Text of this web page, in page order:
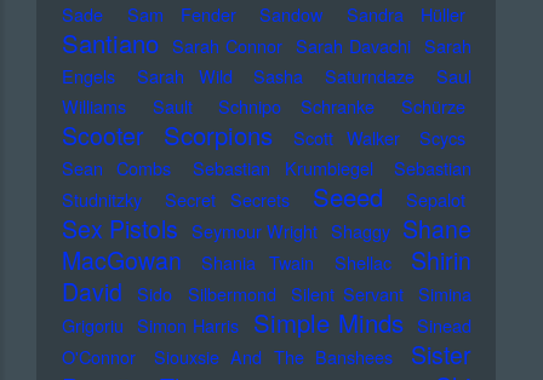
Sade
Sam Fender Sandow Sandra Hüller
Santiano Sarah Connor Sarah Davachi Sarah
Engels
Sarah Wild Sasha Saturndaze
Saul
Williams
Sault Schnipo Schranke Schürze
Scooter Scorpions Scott Walker
Scycs
Sean Combs
Sebastian Krumbiegel
Sebastian
Studnitzky
Secret Secrets Seeed Sepalot
Sex Pistols Seymour Wright Shaggy Shane
MacGowan
Shania Twain Shellac
Shirin
David
Sido Silbermond Silent Servant Simina
Grigoriu Simon Harris Simple Minds Sinead
O'Connor
Siouxsie And The Banshees
Sister